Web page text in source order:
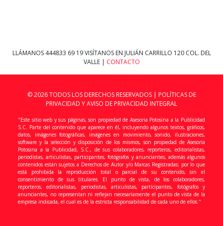
LLÁMANOS 444833 69 19VISÍTANOS EN JULIÁN CARRILLO 120 COL. DEL
VALLE | CONTACTO
© 2026 TODOS LOS DERECHOS RESERVADOS | POLÍTICAS DE
PRIVACIDAD Y AVISO DE PRIVACIDAD INTEGRAL
"Este sitio web y sus páginas, son propiedad de Asesoria Potosina a la Publicidad
S.C. Parte del contenido que aparece en él, incluyendo algunos textos, gráficos,
datos, imágenes fotográficas, imágenes en movimiento, sonido, ilustraciones,
software y la selección y disposición de los mismos, son propiedad de Asesoria
Potosina a la Publicidad, S.C., de sus colaboradores, reporteros, editorialistas,
periodistas, articulistas, participantes, fotógrafos y anunciantes, además algunos
contenidos están sujetos a Derechos de Autor y/o Marcas Registradas; por lo que
está prohibida la reproducción total o parcial de su contenido, sin el
consentimiento de sus titulares. El punto de vista, de los colaboradores,
reporteros, editorialistas, periodistas, articulistas, participantes, fotógrafos y
anunciantes, no representan ni reflejan necesariamente el punto de vista de la
empresa indicada, el cual es de la estricta responsabilidad de cada uno de ellos."